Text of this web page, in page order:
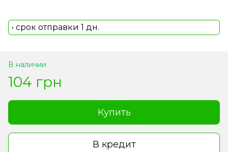
• срок отправки 1 дн.
В наличии
104 грн
Купить
В кредит